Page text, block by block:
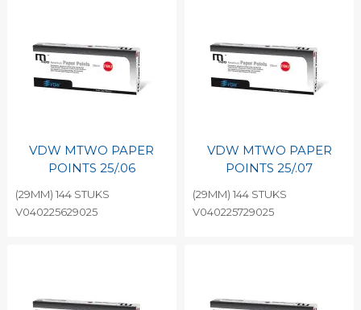
VDW MTWO PAPER
POINTS 25/.06
(29MM) 144 STUKS
V040225629025
VDW MTWO PAPER
POINTS 25/.07
(29MM) 144 STUKS
V040225729025